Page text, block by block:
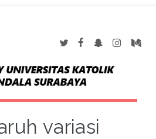
variasi